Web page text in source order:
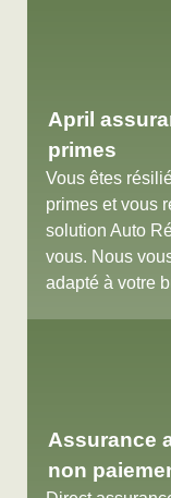
April
primes
Vous êtes
primes et vous
solution Auto
vous. Nous
adapté à votre
Assurance
non